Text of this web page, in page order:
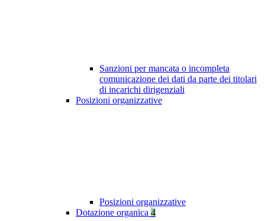
Sanzioni per mancata o incompleta
comunicazione dei dati da parte dei titolari
di incarichi dirigenziali
Posizioni organizzative
Posizioni organizzative
Dotazione organica 4